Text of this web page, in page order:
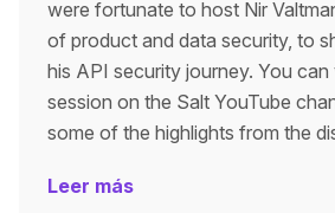
were fortunate to host Nir
of product and data security, to
his API security journey. You can
session on the Salt YouTube
some of the highlights from the
Leer más